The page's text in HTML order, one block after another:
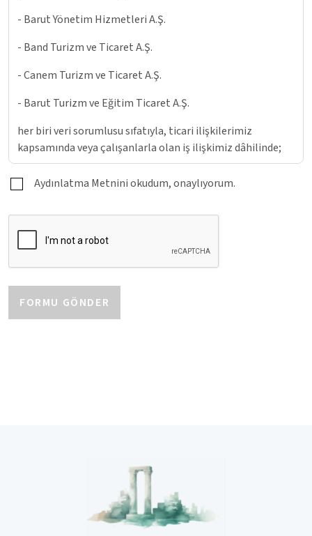
- Barut Yönetim Hizmetleri A.Ş.
- Band Turizm ve Ticaret A.Ş.
- Canem Turizm ve Ticaret A.Ş.
- Barut Turizm ve Eğitim Ticaret A.Ş.
her biri veri sorumlusu sıfatıyla, ticari ilişkilerimiz
kapsamında veya çalışanlarla olan iş ilişkimiz dâhilinde;
■ İşleme amacı ile bağlantılı, sınırlı ve ölçülü şekilde,
işverenle paylaşmış olduğunuz kişisel verilerinizin,
■ İşlenmelerini gerektiren amaç çerçevesinde;
kişisel verileri talep etmeye yetkili olan kurumlar ile
İŞLENEN KİŞİSEL VERİLERİNİZ
Tarafımızca çalışanlara ilişkin aşağıdakileri de kapsayan
ad-soyadı, e-posta adresi, telefon numarası, referans
Aydınlatma Metnini okudum, onaylıyorum.
FORMU GÖNDER